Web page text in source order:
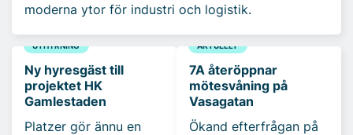
moderna ytor för industri och logistik.
UTHYRNING
Ny hyresgäst till
projektet HK
Gamlestaden
Platzer gör ännu en
AKTUELLT
7A återöppnar
mötesvåning på
Vasagatan
Ökand efterfrågan på